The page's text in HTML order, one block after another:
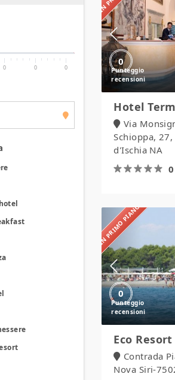
0 0 0
0
Zì
Hotel
Via
Schioppa,
d'Ischia NA
IN PRIMO PIANO
0
Siriti
Eco
Contrada
Nova Siri-